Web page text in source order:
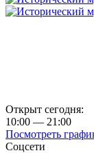
Открыт сегодня:
10:00 — 21:00
Посмотреть
Соцсети